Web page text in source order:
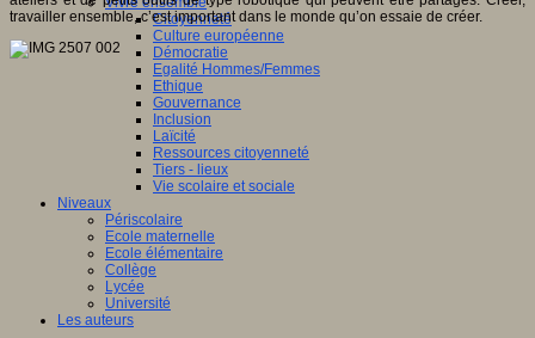
Citoyenneté
Culture européenne
Démocratie
Egalité Hommes/Femmes
Ethique
Gouvernance
Inclusion
Laïcité
Ressources citoyenneté
Tiers - lieux
Vie scolaire et sociale
Niveaux
Périscolaire
Ecole maternelle
Ecole élémentaire
Collège
Lycée
Université
Les auteurs
travailler ensemble, c’est important dans le monde qu’on essaie de créer.